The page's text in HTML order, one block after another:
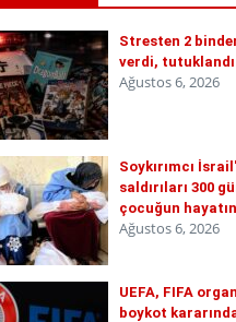
Stresten 2
verdi, tutuklandı
Ağustos 6, 2026
Soykırımcı
saldırıları 300
çocuğun
Ağustos 6, 2026
UEFA, FIFA
boykot